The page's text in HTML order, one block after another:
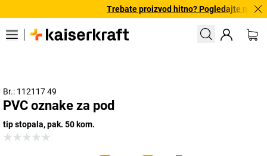
Trebate proizvod hitno? Pogledajte našu
Br.: 112117 49
PVC oznake za pod
tip stopala, pak. 50 kom.